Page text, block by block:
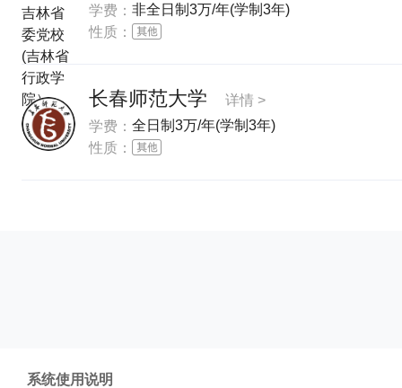
学费： 非全日制3万/年(学制3年)
性质：
长春师范大学
详情 >
学费： 全日制3万/年(学制3年)
性质：
系统使用说明